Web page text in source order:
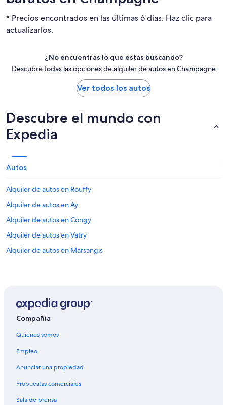
* Precios encontrados en las últimas 6 días. Haz clic para
actualizarlos.
¿No encuentras lo que estás buscando?
Descubre todas las opciones de alquiler de autos en Champagne
Ver todos los autos
Descubre el mundo con
Expedia
Autos
Alquiler de autos en Rouffy
Alquiler de autos en Ay
Alquiler de autos en Congy
Alquiler de autos en Vatry
Alquiler de autos en Marsangis
Compañía
Quiénes somos
Empleo
Anunciar una propiedad
Propuestas comerciales
Sala de prensa